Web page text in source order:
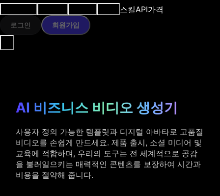
스킬API가격
로그인 회원가입
AI 비즈니스 비디오 생성기
사용자 정의 가능한 템플릿과 디지털 아바타로 고품질
비디오를 손쉽게 만드세요. 제품 출시, 소셜 미디어 및
교육에 적합하며, 우리의 도구는 전 세계적으로 공감
을 불러일으키는 매력적인 콘텐츠를 보장하여 시간과
비용을 절약해 줍니다.